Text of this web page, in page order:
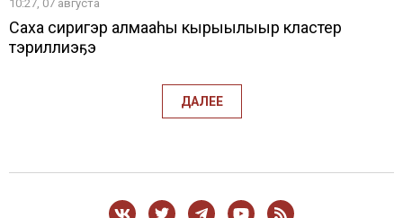
10:27, 07 августа
Саха сиригэр алмааһы кырыылыыр кластер
тэриллиэҕэ
ДАЛЕЕ